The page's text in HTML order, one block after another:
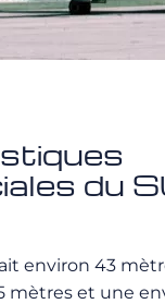
du
environ 43
mètres et une